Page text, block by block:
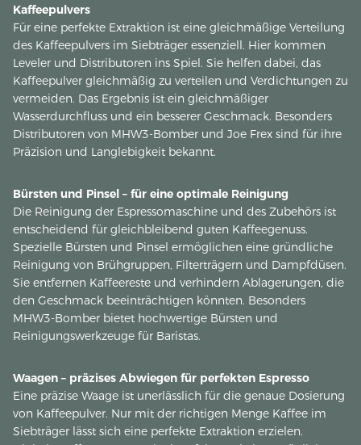
Kaffeepulvers
Für eine perfekte Extraktion ist eine gleichmäßige Verteilung
des Kaffeepulvers im Siebträger essenziell. Hier kommen
Leveler und Distributoren ins Spiel. Sie helfen dabei, das
Kaffeepulver gleichmäßig zu verteilen und Verdichtungen zu
vermeiden. Das Ergebnis ist ein gleichmäßiger
Wasserdurchfluss und ein besserer Geschmack. Besonders
Distributoren von MHW3-Bomber und Joe Frex sind für ihre
Präzision und Langlebigkeit bekannt.
Bürsten und Pinsel – für eine optimale Reinigung
Die Reinigung der Espressomaschine und des Zubehörs ist
entscheidend für gleichbleibend guten Kaffeegenuss.
Spezielle Bürsten und Pinsel ermöglichen eine gründliche
Reinigung von Brühgruppen, Filterträgern und Dampfdüsen.
Sie entfernen Kaffeereste und verhindern Ablagerungen, die
den Geschmack beeinträchtigen könnten. Besonders
MHW3-Bomber bietet hochwertige Bürsten und
Reinigungswerkzeuge für Baristas.
Waagen – präzises Abwiegen für perfekten Espresso
Eine präzise Waage ist unerlässlich für die genaue Dosierung
von Kaffeepulver. Nur mit der richtigen Menge Kaffee im
Siebträger lässt sich eine perfekte Extraktion erzielen.